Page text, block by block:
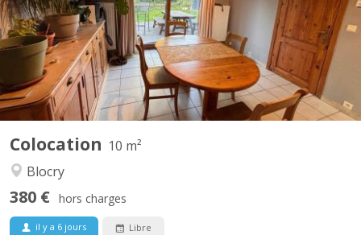
Colocation 10 m²
Blocry
380 € hors charges
il y a 6 jours Libre
à partir du 1er août. La colocation est composée de : Violette – la
trentaine, j'aime le sport, j’adore cuisiner et me plonger dans un
bon livre. Plutôt calme au...